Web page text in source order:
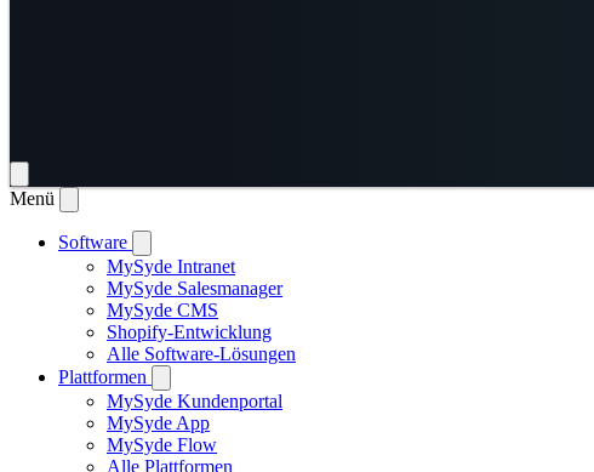
Menü
Software
MySyde Intranet
MySyde Salesmanager
MySyde CMS
Shopify-Entwicklung
Alle Software-Lösungen
Plattformen
MySyde Kundenportal
MySyde App
MySyde Flow
Alle Plattformen